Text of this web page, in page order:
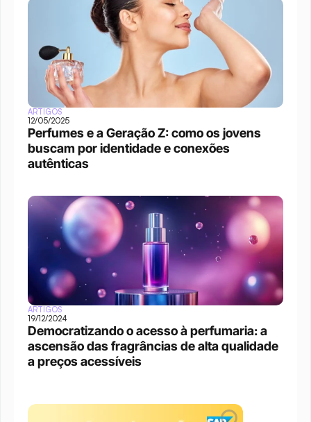
ARTIGOS
12/05/2025
Perfumes e a Geração Z: como os jovens
buscam por identidade e conexões
autênticas
ARTIGOS
19/12/2024
Democratizando o acesso à perfumaria: a
ascensão das fragrâncias de alta qualidade
a preços acessíveis